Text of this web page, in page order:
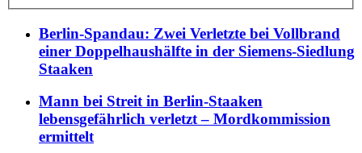
Berlin-Spandau: Zwei Verletzte bei Vollbrand
einer Doppelhaushälfte in der Siemens-Siedlung
Staaken
Mann bei Streit in Berlin-Staaken
lebensgefährlich verletzt – Mordkommission
ermittelt